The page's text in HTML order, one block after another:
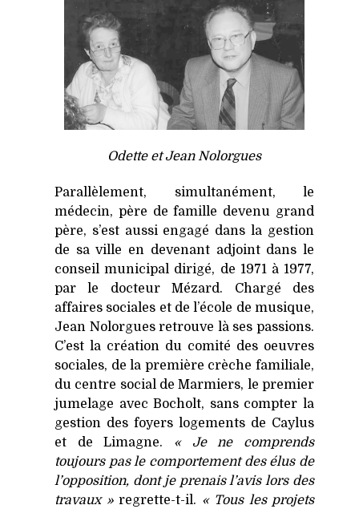
Odette et Jean Nolorgues
Parallèlement, simultanément, le
médecin, père de famille devenu grand
père, s’est aussi engagé dans la gestion
de sa ville en devenant adjoint dans le
conseil municipal dirigé, de 1971 à 1977,
par le docteur Mézard. Chargé des
affaires sociales et de l’école de musique,
Jean Nolorgues retrouve là ses passions.
C’est la création du comité des oeuvres
sociales, de la première crèche familiale,
du centre social de Marmiers, le premier
jumelage avec Bocholt, sans compter la
gestion des foyers logements de Caylus
et de Limagne. « Je ne comprends
toujours pas le comportement des élus de
l’opposition, dont je prenais l’avis lors des
travaux » regrette-t-il. « Tous les projets